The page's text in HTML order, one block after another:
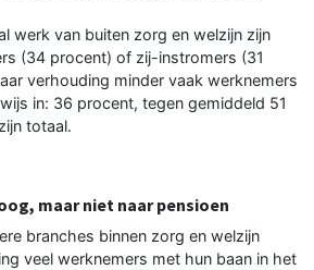
werk van buiten zorg en welzijn zijn
(34 procent) of zij-instromers (31
verhouding minder vaak werknemers
in: 36 procent, tegen gemiddeld 51
totaal.
maar niet naar pensioen
branches binnen zorg en welzijn
veel werknemers met hun baan in het